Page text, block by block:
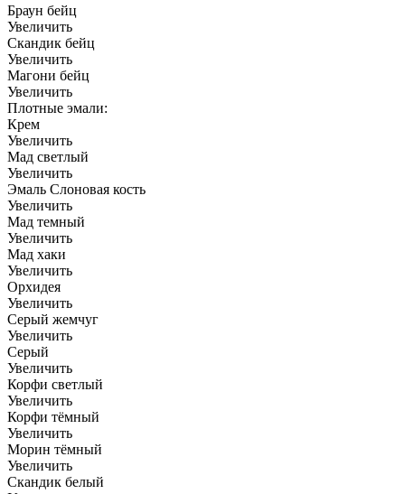
Браун бейц
Увеличить
Скандик бейц
Увеличить
Магони бейц
Увеличить
Плотные эмали:
Крем
Увеличить
Мад светлый
Увеличить
Эмаль Слоновая кость
Увеличить
Мад темный
Увеличить
Мад хаки
Увеличить
Орхидея
Увеличить
Серый жемчуг
Увеличить
Серый
Увеличить
Корфи светлый
Увеличить
Корфи тёмный
Увеличить
Морин тёмный
Увеличить
Скандик белый